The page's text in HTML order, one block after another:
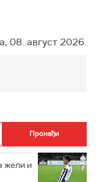
08. август 2026.
жели и